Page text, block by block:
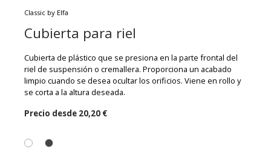
Classic by Elfa
Cubierta para riel
Cubierta de plástico que se presiona en la parte frontal del
riel de suspensión o cremallera. Proporciona un acabado
limpio cuando se desea ocultar los orificios. Viene en rollo y
se corta a la altura deseada.
Precio desde 20,20 €